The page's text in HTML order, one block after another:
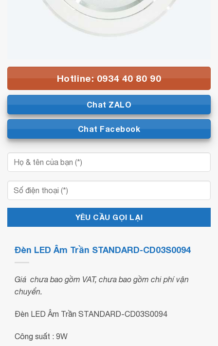
Hotline: 0934 40 80 90
Chat ZALO
Chat Facebook
Đèn LED Âm Trần STANDARD-CD03S0094
Giá chưa bao gồm VAT, chưa bao gồm chi phí vận
chuyển.
Đèn LED Âm Trần STANDARD-CD03S0094
Công suất : 9W